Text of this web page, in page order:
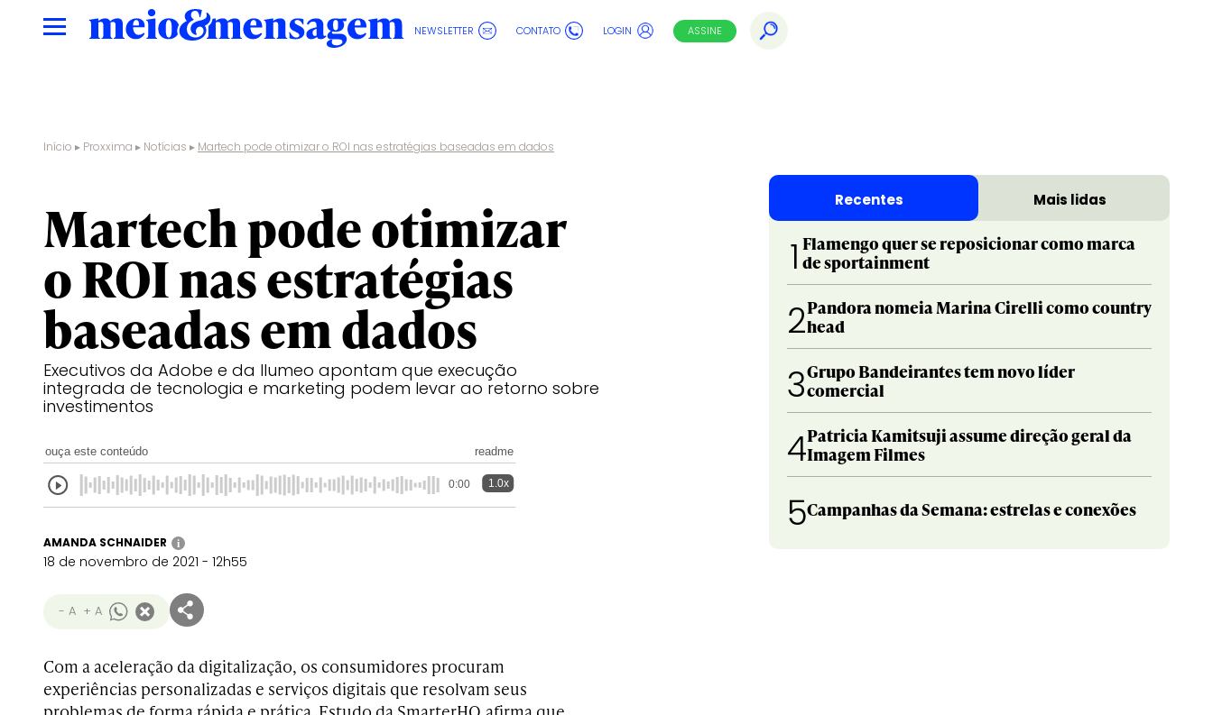
NEWSLETTER CONTATO LOGIN ASSINE
Início ▸ Proxxima ▸ Notícias ▸ Martech pode otimizar o ROI nas estratégias baseadas em dados
Martech pode otimizar
o ROI nas estratégias
baseadas em dados
Executivos da Adobe e da Ilumeo apontam que execução
integrada de tecnologia e marketing podem levar ao retorno sobre
investimentos
ouça este conteúdo readme
0:00 1.0x
AMANDA SCHNAIDER i
18 de novembro de 2021 - 12h55
- A + A
Com a aceleração da digitalização, os consumidores procuram
experiências personalizadas e serviços digitais que resolvam seus
Recentes Mais lidas
1 Flamengo quer se reposicionar como marca
de sportainment
2Pandora nomeia Marina Cirelli como country
head
3Grupo Bandeirantes tem novo líder
comercial
4Patricia Kamitsuji assume direção geral da
Imagem Filmes
5Campanhas da Semana: estrelas e conexões